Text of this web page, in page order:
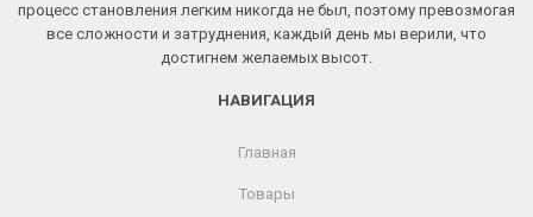
процесс становления легким никогда не был, поэтому превозмогая
все сложности и затруднения, каждый день мы верили, что
достигнем желаемых высот.
НАВИГАЦИЯ
Главная
Товары